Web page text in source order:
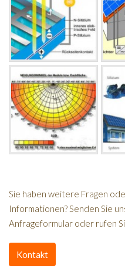
Sie haben weitere Fragen
Informationen? Senden Sie
Anfrageformular oder rufen
Kontakt